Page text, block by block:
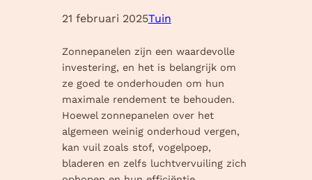
21 februari 2025Tuin
Zonnepanelen zijn een waardevolle
investering, en het is belangrijk om
ze goed te onderhouden om hun
maximale rendement te behouden.
Hoewel zonnepanelen over het
algemeen weinig onderhoud vergen,
kan vuil zoals stof, vogelpoep,
bladeren en zelfs luchtvervuiling zich